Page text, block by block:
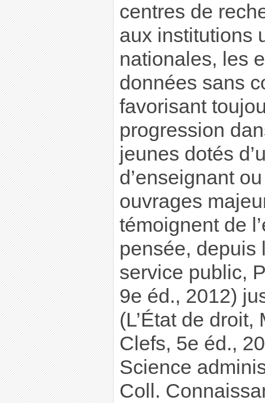
centres de
aux institutions
nationales, les
données sans
favorisant
progression
jeunes dotés
d’enseignant
ouvrages
témoignent de
pensée, depuis
service public,
9e éd., 2012)
(L’État de
Clefs, 5e éd.,
Science
Coll.